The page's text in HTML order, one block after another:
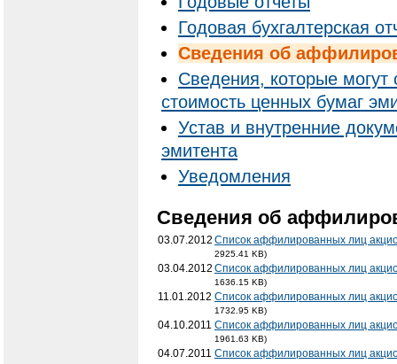
Годовая бухгалтерская
Cведения об
Сведения, которые могут
стоимость ценных бумаг
Устав и внутренние
эмитента
Уведомления
Cведения об
03.07.2012 Список аффилированных лиц
2925.41 KB)
03.04.2012 Список аффилированных лиц
1636.15 KB)
11.01.2012 Список аффилированных лиц
1732.95 KB)
04.10.2011 Список аффилированных лиц
1961.63 KB)
04.07.2011 Список аффилированных лиц